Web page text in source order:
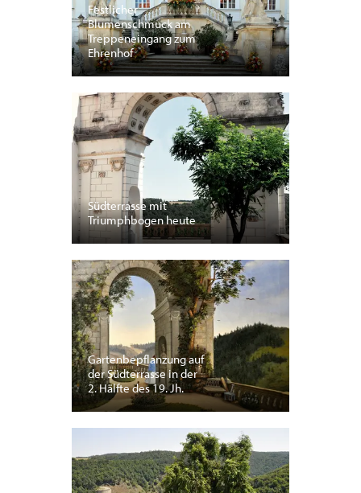
Festlicher
Blumenschmuck am
Treppeneingang zum
Ehrenhof
Südterrasse mit
Triumphbogen heute
Gartenbepflanzung auf
der Südterrasse in der
2. Hälfte des 19. Jh.